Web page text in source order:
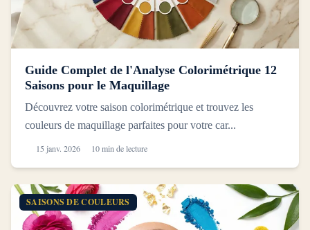
Guide Complet de l'Analyse Colorimétrique 12
Saisons pour le Maquillage
Découvrez votre saison colorimétrique et trouvez les
couleurs de maquillage parfaites pour votre car...
15 janv. 2026 10 min de lecture
SAISONS DE COULEURS